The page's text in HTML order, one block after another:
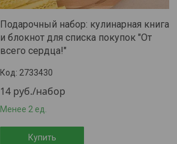
Подарочный набор: кулинарная книга
и блокнот для списка покупок "От
всего сердца!"
2733430
14 руб./набор
Менее 2 ед.
Купить